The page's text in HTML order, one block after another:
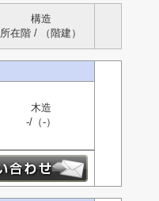
構造
所在階 / （階建）
木造
-/（-）